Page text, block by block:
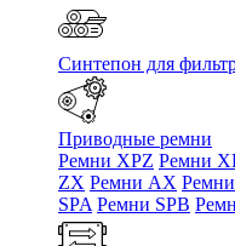
Синтепон для
Приводные ремни
Ремни XPZ Ремни
ZX Ремни AX
SPA Ремни SPB